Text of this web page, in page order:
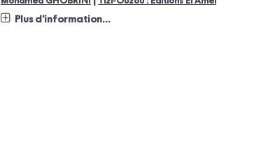
Plus d'information...